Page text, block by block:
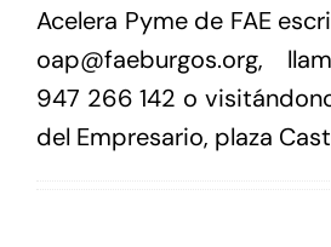
Acelera Pyme de FAE
oap@faeburgos.org,
947 266 142 o
del Empresario, plaza